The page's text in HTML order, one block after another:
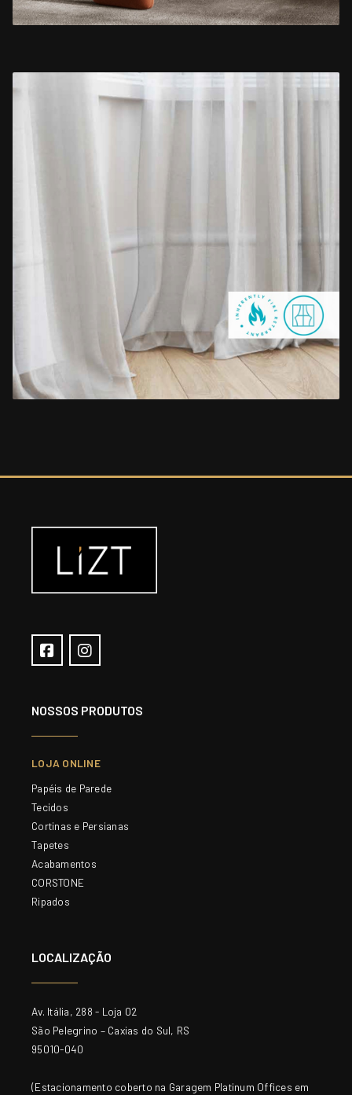
NOSSOS PRODUTOS
LOJA ONLINE
Papéis de Parede
Tecidos
Cortinas e Persianas
Tapetes
Acabamentos
CORSTONE
Ripados
LOCALIZAÇÃO
Av. Itália, 288 - Loja 02
São Pelegrino – Caxias do Sul, RS
95010-040
(Estacionamento coberto na Garagem Platinum Offices em